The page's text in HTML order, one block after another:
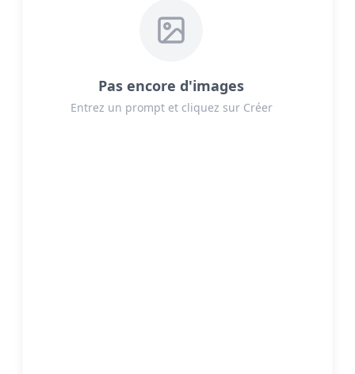
Pas encore d'images
Entrez un prompt et cliquez sur Créer